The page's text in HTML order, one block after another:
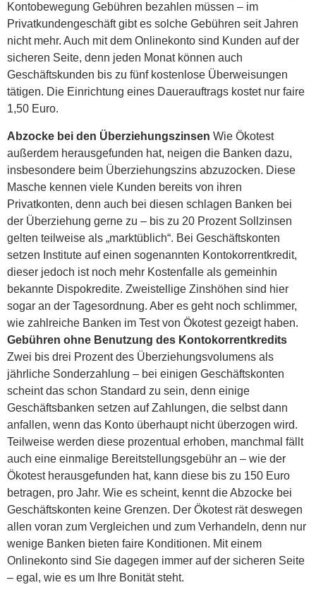
Kontobewegung Gebühren bezahlen müssen – im
Privatkundengeschäft gibt es solche Gebühren seit Jahren
nicht mehr. Auch mit dem Onlinekonto sind Kunden auf der
sicheren Seite, denn jeden Monat können auch
Geschäftskunden bis zu fünf kostenlose Überweisungen
tätigen. Die Einrichtung eines Dauerauftrags kostet nur faire
1,50 Euro.
Abzocke bei den Überziehungszinsen Wie Ökotest
außerdem herausgefunden hat, neigen die Banken dazu,
insbesondere beim Überziehungszins abzuzocken. Diese
Masche kennen viele Kunden bereits von ihren
Privatkonten, denn auch bei diesen schlagen Banken bei
der Überziehung gerne zu – bis zu 20 Prozent Sollzinsen
gelten teilweise als „marktüblich“. Bei Geschäftskonten
setzen Institute auf einen sogenannten Kontokorrentkredit,
dieser jedoch ist noch mehr Kostenfalle als gemeinhin
bekannte Dispokredite. Zweistellige Zinshöhen sind hier
sogar an der Tagesordnung. Aber es geht noch schlimmer,
wie zahlreiche Banken im Test von Ökotest gezeigt haben.
Gebühren ohne Benutzung des Kontokorrentkredits
Zwei bis drei Prozent des Überziehungsvolumens als
jährliche Sonderzahlung – bei einigen Geschäftskonten
scheint das schon Standard zu sein, denn einige
Geschäftsbanken setzen auf Zahlungen, die selbst dann
anfallen, wenn das Konto überhaupt nicht überzogen wird.
Teilweise werden diese prozentual erhoben, manchmal fällt
auch eine einmalige Bereitstellungsgebühr an – wie der
Ökotest herausgefunden hat, kann diese bis zu 150 Euro
betragen, pro Jahr. Wie es scheint, kennt die Abzocke bei
Geschäftskonten keine Grenzen. Der Ökotest rät deswegen
allen voran zum Vergleichen und zum Verhandeln, denn nur
wenige Banken bieten faire Konditionen. Mit einem
Onlinekonto sind Sie dagegen immer auf der sicheren Seite
– egal, wie es um Ihre Bonität steht.